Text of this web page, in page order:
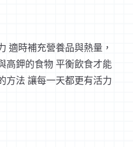
適時補充營養品與熱量，
高鉀的食物 平衡飲食才能
方法 讓每一天都更有活力